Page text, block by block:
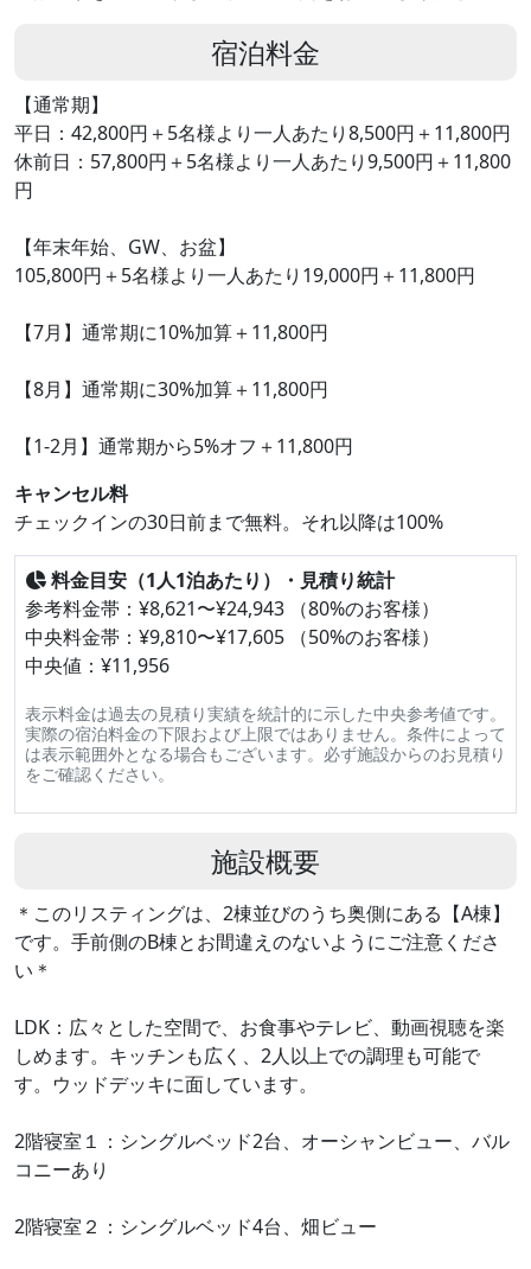
宿泊料金
【通常期】
平日：42,800円＋5名様より一人あたり8,500円＋11,800円
休前日：57,800円＋5名様より一人あたり9,500円＋11,800
円
【年末年始、GW、お盆】
105,800円＋5名様より一人あたり19,000円＋11,800円
【7月】通常期に10%加算＋11,800円
【8月】通常期に30%加算＋11,800円
【1-2月】通常期から5%オフ＋11,800円
キャンセル料
チェックインの30日前まで無料。それ以降は100%
料金目安（1人1泊あたり）・見積り統計
参考料金帯：¥8,621〜¥24,943 （80%のお客様）
中央料金帯：¥9,810〜¥17,605 （50%のお客様）
中央値：¥11,956
表示料金は過去の見積り実績を統計的に示した中央参考値です。
実際の宿泊料金の下限および上限ではありません。条件によって
は表示範囲外となる場合もございます。必ず施設からのお見積り
をご確認ください。
施設概要
＊このリスティングは、2棟並びのうち奥側にある【A棟】
です。手前側のB棟とお間違えのないようにご注意くださ
い＊
LDK：広々とした空間で、お食事やテレビ、動画視聴を楽
しめます。キッチンも広く、2人以上での調理も可能で
す。ウッドデッキに面しています。
2階寝室１：シングルベッド2台、オーシャンビュー、バル
コニーあり
2階寝室２：シングルベッド4台、畑ビュー